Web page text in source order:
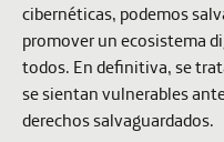
cibernéticas, podemos
promover un ecosistema
todos. En definitiva, se
se sientan vulnerables
derechos salvaguardados.